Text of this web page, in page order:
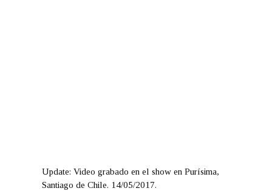
Update: Video grabado en el show en Purísima,
Santiago de Chile. 14/05/2017.